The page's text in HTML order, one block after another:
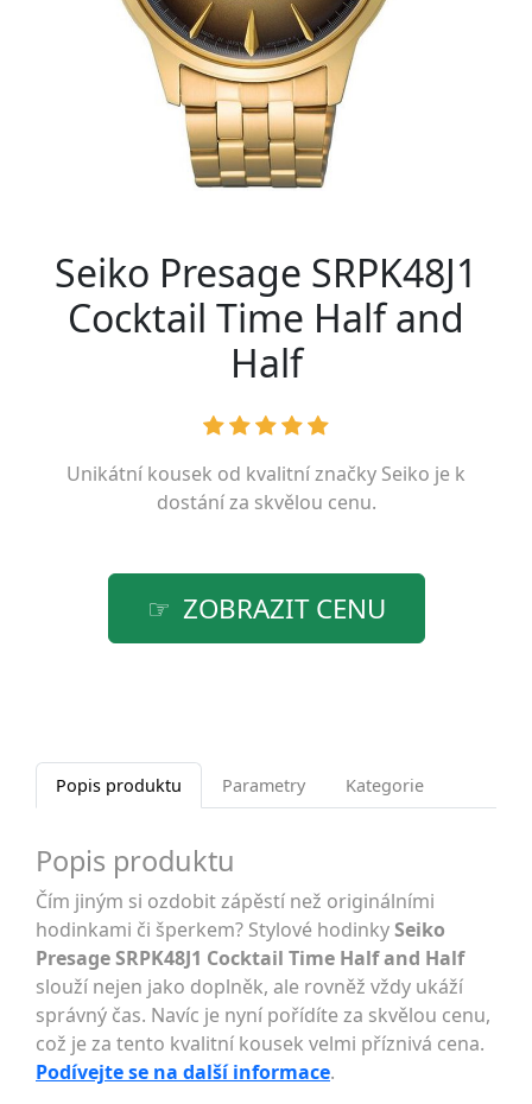
Seiko Presage SRPK48J1
Cocktail Time Half and
Half
Unikátní kousek od kvalitní značky Seiko je k
dostání za skvělou cenu.
ZOBRAZIT CENU
Popis produktu Parametry Kategorie
Popis produktu
Čím jiným si ozdobit zápěstí než originálními
hodinkami či šperkem? Stylové hodinkySeiko
Presage SRPK48J1 Cocktail Time Half and Half
slouží nejen jako doplněk, ale rovněž vždy ukáží
správný čas. Navíc je nyní pořídíte za skvělou cenu,
což je za tento kvalitní kousek velmi příznivá cena.
Podívejte se na další informace.